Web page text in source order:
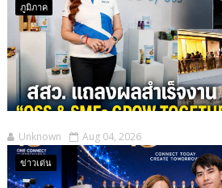
ภูมิภาค
Unknown Aug 04, 2026
ข่าวเด่น